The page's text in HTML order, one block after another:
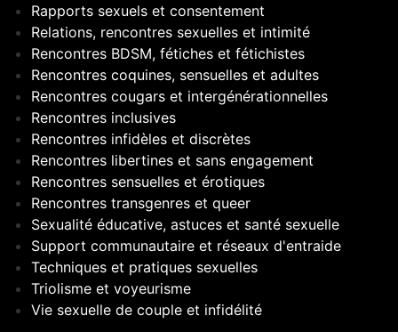
Rapports sexuels et consentement
Relations, rencontres sexuelles et intimité
Rencontres BDSM, fétiches et fétichistes
Rencontres coquines, sensuelles et adultes
Rencontres cougars et intergénérationnelles
Rencontres inclusives
Rencontres infidèles et discrètes
Rencontres libertines et sans engagement
Rencontres sensuelles et érotiques
Rencontres transgenres et queer
Sexualité éducative, astuces et santé sexuelle
Support communautaire et réseaux d'entraide
Techniques et pratiques sexuelles
Triolisme et voyeurisme
Vie sexuelle de couple et infidélité